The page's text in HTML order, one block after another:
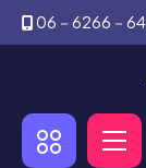
06－6266－